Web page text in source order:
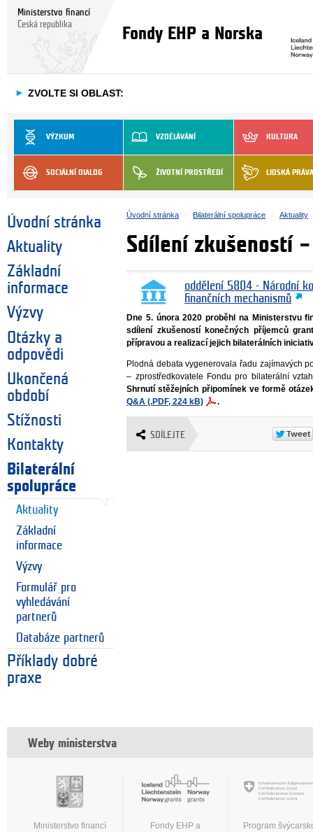
Ministerstvo financí
Česká republika
Fondy EHP a Norska
► ZVOLTE SI OBLAST:
VÝZKUM VZDĚLÁVÁNÍ KULTURA
SOCIÁLNÍ DIALOG ŽIVOTNÍ PROSTŘEDÍ LIDSKÁ PRÁVA
Úvodní stránka
Aktuality
Základní
informace
Výzvy
Otázky a
odpovědi
Ukončená
období
Stížnosti
Kontakty
Bilaterální
spolupráce
Aktuality
Základní
informace
Výzvy
Formulář pro
vyhledávání
partnerů
Databáze partnerů
Příklady dobré
praxe
Úvodní stránka Bilaterální spolupráce Aktuality
Sdílení zkušeností
oddělení 5804 - Národní
finančních mechanismů
Dne 5. února 2020 proběhl na Ministerstvu
sdílení zkušeností konečných příjemců
přípravou a realizací jejich bilaterálních
Plodná debata vygenerovala řadu zajímavých
– zprostředkovatele Fondu pro bilaterální
Shrnutí stěžejních připomínek ve formě
Q&A (.PDF, 224 kB)
.
SDÍLEJTE
Weby ministerstva
Ministerstvo financí
Fondy EHP a
Program